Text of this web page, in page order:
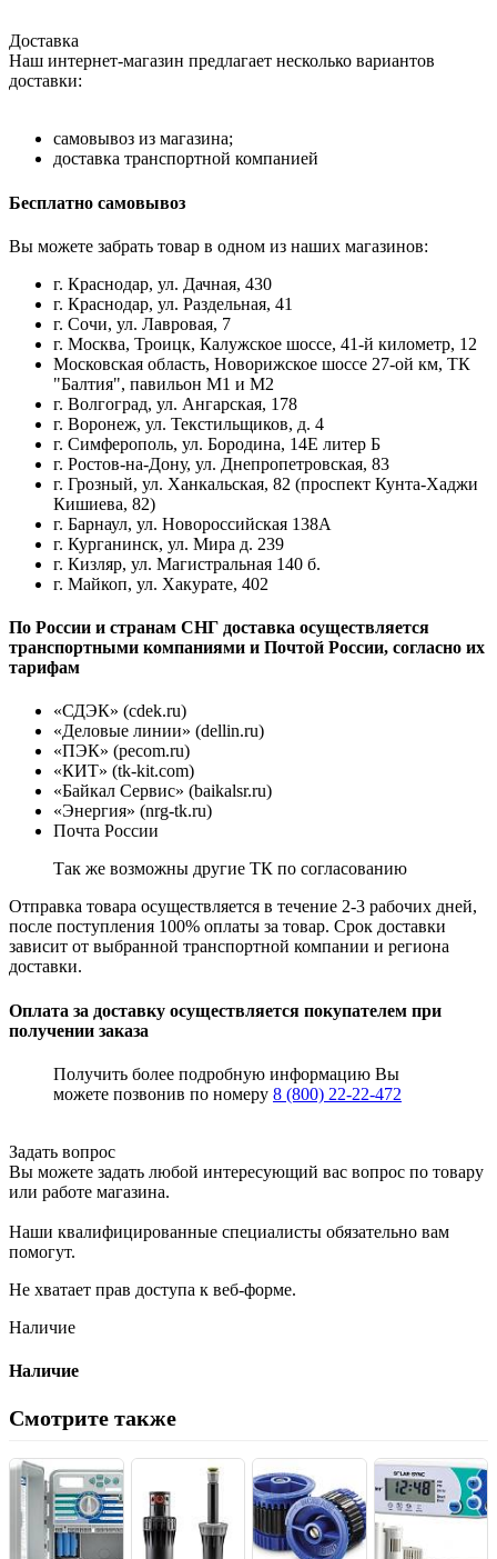
Доставка
Наш интернет-магазин предлагает несколько вариантов
доставки:
самовывоз из магазина;
доставка транспортной компанией
Бесплатно самовывоз
Вы можете забрать товар в одном из наших магазинов:
г. Краснодар, ул. Дачная, 430
г. Краснодар, ул. Раздельная, 41
г. Сочи, ул. Лавровая, 7
г. Москва, Троицк, Калужское шоссе, 41-й километр, 12
Московская область, Новорижское шоссе 27-ой км, ТК
"Балтия", павильон М1 и М2
г. Волгоград, ул. Ангарская, 178
г. Воронеж, ул. Текстильщиков, д. 4
г. Симферополь, ул. Бородина, 14Е литер Б
г. Ростов-на-Дону, ул. Днепропетровская, 83
г. Грозный, ул. Ханкальская, 82 (проспект Кунта-Хаджи
Кишиева, 82)
г. Барнаул, ул. Новороссийская 138А
г. Курганинск, ул. Мира д. 239
г. Кизляр, ул. Магистральная 140 б.
г. Майкоп, ул. Хакурате, 402
По России и странам СНГ доставка осуществляется
транспортными компаниями и Почтой России, согласно их
тарифам
«СДЭК» (cdek.ru)
«Деловые линии» (dellin.ru)
«ПЭК» (pecom.ru)
«КИТ» (tk-kit.com)
«Байкал Сервис» (baikalsr.ru)
«Энергия» (nrg-tk.ru)
Почта России
Так же возможны другие ТК по согласованию
Отправка товара осуществляется в течение 2-3 рабочих дней,
после поступления 100% оплаты за товар. Срок доставки
зависит от выбранной транспортной компании и региона
доставки.
Оплата за доставку осуществляется покупателем при
получении заказа
Получить более подробную информацию Вы
можете позвонив по номеру 8 (800) 22-22-472
Задать вопрос
Вы можете задать любой интересующий вас вопрос по товару
или работе магазина.
Наши квалифицированные специалисты обязательно вам
помогут.
Не хватает прав доступа к веб-форме.
Наличие
Наличие
Смотрите также